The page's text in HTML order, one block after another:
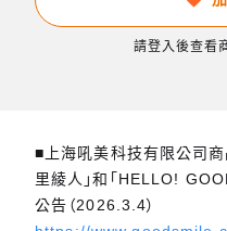
請登入後查看
■上海吼美科技有限公司
里綾人」和「HELLO!
公告（2026.3.4）